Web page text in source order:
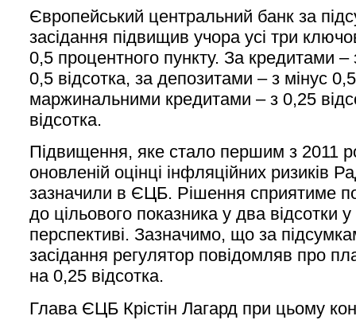
Європейський центральний банк за
засідання підвищив учора усі три
0,5 процентного пункту. За кредитами –
0,5 відсотка, за депозитами – з мінус
маржинальними кредитами – з 0,25
відсотка.
Підвищення, яке стало першим з 2011
оновленій оцінці інфляційних ризиків
зазначили в ЄЦБ. Рішення сприятиме
до цільового показника у два відсотки
перспективі. Зазначимо, що за
засідання регулятор повідомляв про
на 0,25 відсотка.
Глава ЄЦБ Крістін Лагард при цьому